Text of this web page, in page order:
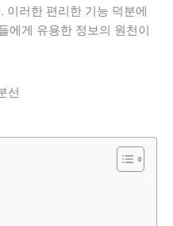
이러한 편리한 기능 덕분에
에게 유용한 정보의 원천이